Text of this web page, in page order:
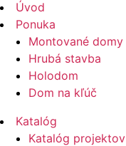
Úvod
Ponuka
Montované domy
Hrubá stavba
Holodom
Dom na kľúč
Katalóg
Katalóg projektov